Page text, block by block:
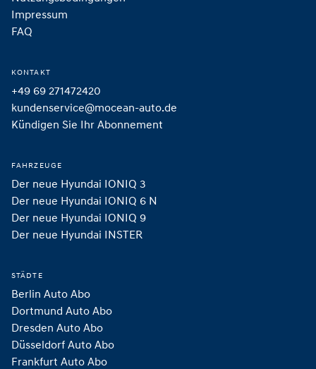
Impressum
FAQ
KONTAKT
+49 69 271472420
kundenservice@mocean-auto.de
Kündigen Sie Ihr Abonnement
FAHRZEUGE
Der neue Hyundai IONIQ 3
Der neue Hyundai IONIQ 6 N
Der neue Hyundai IONIQ 9
Der neue Hyundai INSTER
STÄDTE
Berlin Auto Abo
Dortmund Auto Abo
Dresden Auto Abo
Düsseldorf Auto Abo
Frankfurt Auto Abo